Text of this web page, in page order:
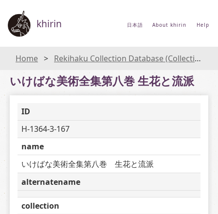
khirin 日本語 About khirin Help
Home Rekihaku Collection Database (Collections Database of the National Museum of Japanese History)
いけばな美術全集第八巻 生花と流派
ID
H-1364-3-167
name
いけばな美術全集第八巻　生花と流派
alternatename
collection